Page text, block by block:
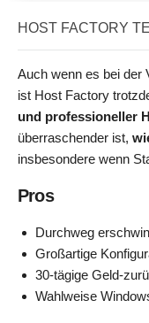
HOST FACTORY
Auch wenn es bei der
ist Host Factory
und professioneller
überraschender ist,
insbesondere wenn
Pros
Durchweg
Großartige
30-tägige Geld-
Wahlweise